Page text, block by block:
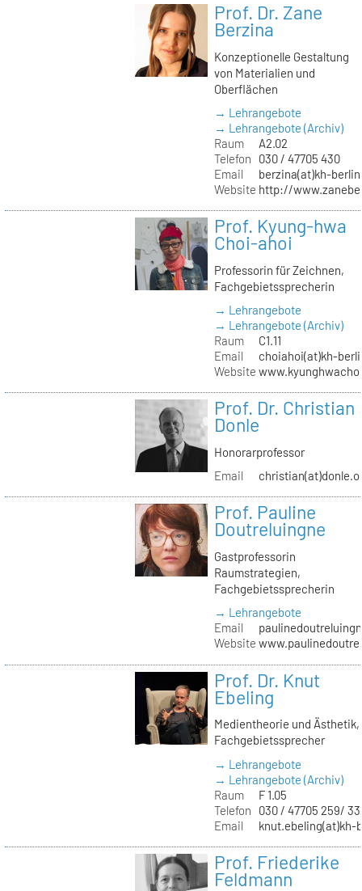
Prof. Dr. Zane
Berzina
Konzeptionelle Gestaltung
von Materialien und
Oberflächen
→ Lehrangebote
→ Lehrangebote (Archiv)
Raum
A2.02
Telefon
030 / 47705 430
Email
berzina(at)kh-
Website http://
Prof. Kyung-hwa
Choi-ahoi
Professorin für Zeichnen,
Fachgebietssprecherin
→ Lehrangebote
→ Lehrangebote (Archiv)
Raum
C1.11
Email
choiahoi(at)kh-
Website
Prof. Dr. Christian
Donle
Honorarprofessor
Email
Prof. Pauline
Doutreluingne
Gastprofessorin
Raumstrategien,
Fachgebietssprecherin
→ Lehrangebote
Email
Website
Prof. Dr. Knut
Ebeling
Medientheorie und Ästhetik,
Fachgebietssprecher
→ Lehrangebote
→ Lehrangebote (Archiv)
Raum
F 1.05
Telefon
030 / 47705 259/
Email
knut.ebeling(at)kh-
Prof. Friederike
Feldmann